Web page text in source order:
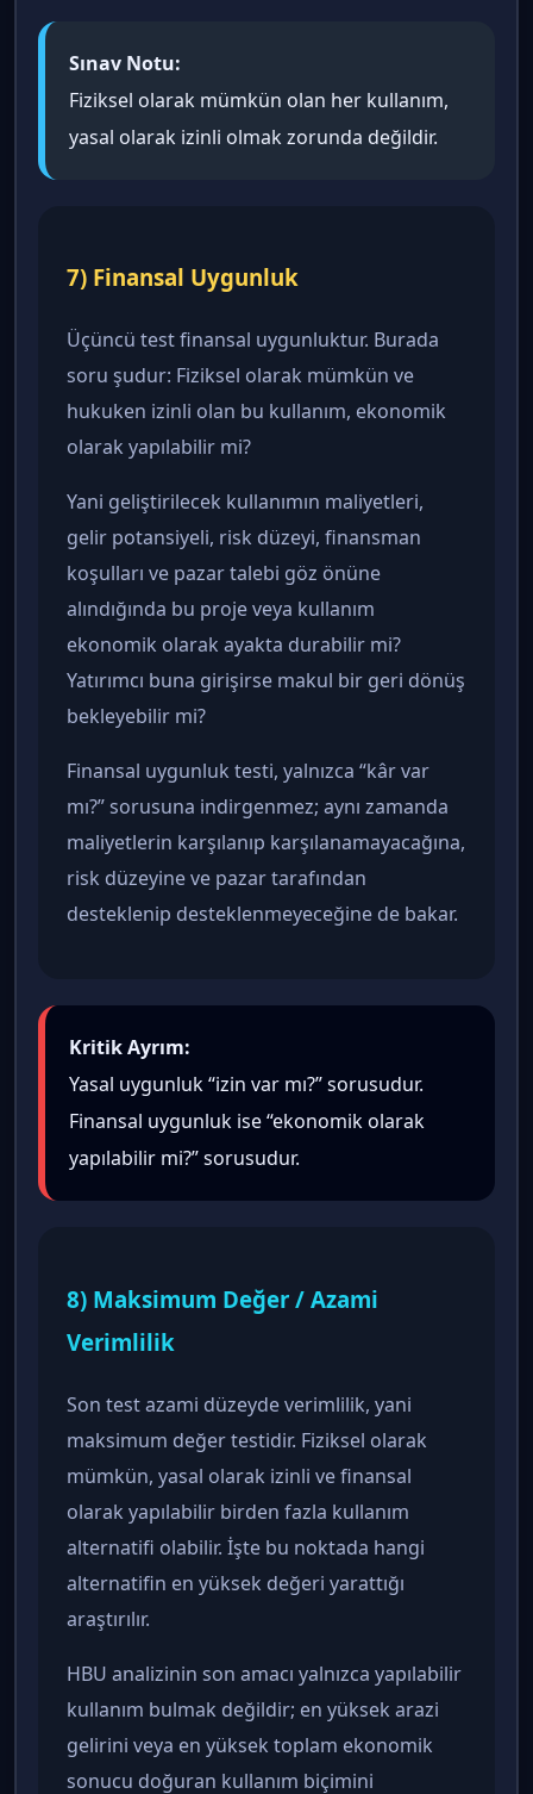
Sınav Notu:
Fiziksel olarak mümkün olan her kullanım,
yasal olarak izinli olmak zorunda değildir.
7) Finansal Uygunluk
Üçüncü test finansal uygunluktur. Burada
soru şudur: Fiziksel olarak mümkün ve
hukuken izinli olan bu kullanım, ekonomik
olarak yapılabilir mi?
Yani geliştirilecek kullanımın maliyetleri,
gelir potansiyeli, risk düzeyi, finansman
koşulları ve pazar talebi göz önüne
alındığında bu proje veya kullanım
ekonomik olarak ayakta durabilir mi?
Yatırımcı buna girişirse makul bir geri dönüş
bekleyebilir mi?
Finansal uygunluk testi, yalnızca “kâr var
mı?” sorusuna indirgenmez; aynı zamanda
maliyetlerin karşılanıp karşılanamayacağına,
risk düzeyine ve pazar tarafından
desteklenip desteklenmeyeceğine de bakar.
Kritik Ayrım:
Yasal uygunluk “izin var mı?” sorusudur.
Finansal uygunluk ise “ekonomik olarak
yapılabilir mi?” sorusudur.
8) Maksimum Değer / Azami
Verimlilik
Son test azami düzeyde verimlilik, yani
maksimum değer testidir. Fiziksel olarak
mümkün, yasal olarak izinli ve finansal
olarak yapılabilir birden fazla kullanım
alternatifi olabilir. İşte bu noktada hangi
alternatifin en yüksek değeri yarattığı
araştırılır.
HBU analizinin son amacı yalnızca yapılabilir
kullanım bulmak değildir; en yüksek arazi
gelirini veya en yüksek toplam ekonomik
sonucu doğuran kullanım biçimini